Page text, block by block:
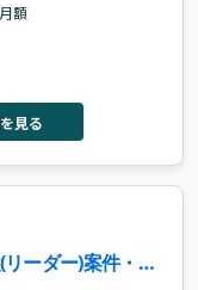
額
見る
ーダー)案件・求